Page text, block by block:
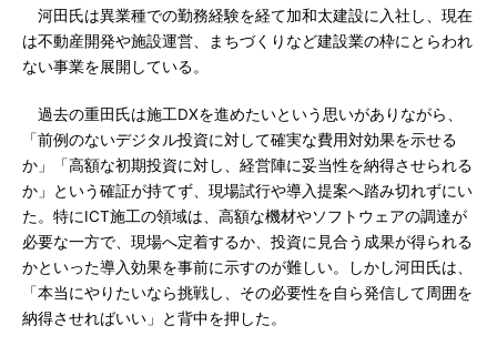
河田氏は異業種での勤務経験を経て加和太建設に入社し、現在
は不動産開発や施設運営、まちづくりなど建設業の枠にとらわれ
ない事業を展開している。
過去の重田氏は施工DXを進めたいという思いがありながら、
「前例のないデジタル投資に対して確実な費用対効果を示せる
か」「高額な初期投資に対し、経営陣に妥当性を納得させられる
か」という確証が持てず、現場試行や導入提案へ踏み切れずにい
た。特にICT施工の領域は、高額な機材やソフトウェアの調達が
必要な一方で、現場へ定着するか、投資に見合う成果が得られる
かといった導入効果を事前に示すのが難しい。しかし河田氏は、
「本当にやりたいなら挑戦し、その必要性を自ら発信して周囲を
納得させればいい」と背中を押した。